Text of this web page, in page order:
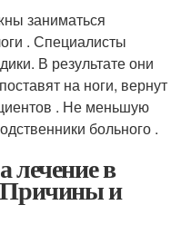
заниматься
. Специалисты
В результате они
на ноги, вернут
. Не меньшую
больного .
лечение в
Причины и